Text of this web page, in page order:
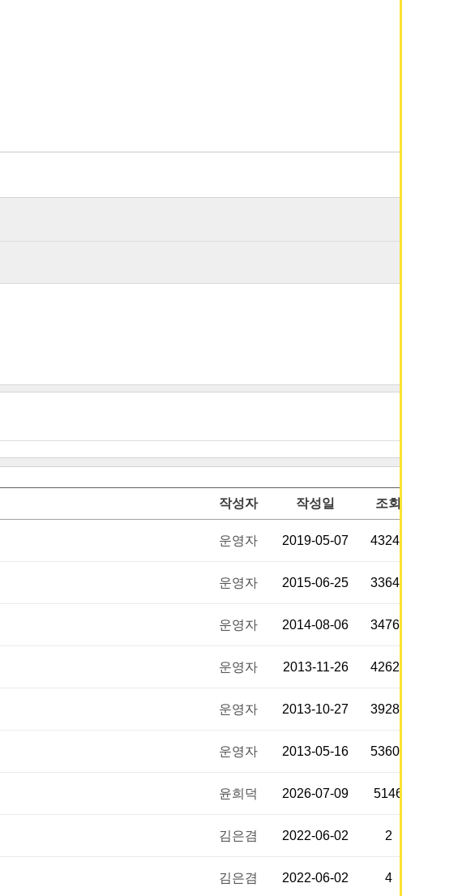
작성자 작성일 조회
운영자 2019-05-07 43246
운영자 2015-06-25 33645
운영자 2014-08-06 34768
운영자 2013-11-26 42625
운영자 2013-10-27 39288
운영자 2013-05-16 53605
윤희덕 2026-07-09 5146
김은겸 2022-06-02 2
김은겸 2022-06-02 4